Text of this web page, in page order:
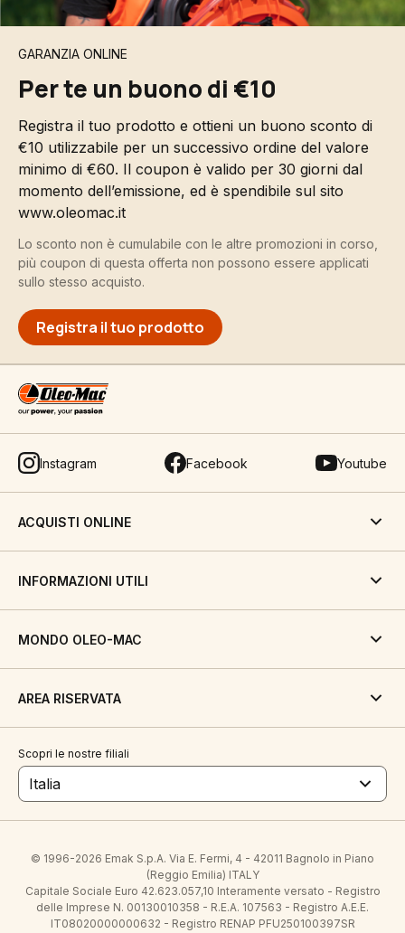
GARANZIA ONLINE
Per te un buono di €10
Registra il tuo prodotto e ottieni un buono sconto di
€10 utilizzabile per un successivo ordine del valore
minimo di €60. Il coupon è valido per 30 giorni dal
momento dell’emissione, ed è spendibile sul sito
www.oleomac.it
Lo sconto non è cumulabile con le altre promozioni in corso,
più coupon di questa offerta non possono essere applicati
sullo stesso acquisto.
Registra il tuo prodotto
Instagram Facebook Youtube
ACQUISTI ONLINE
INFORMAZIONI UTILI
MONDO OLEO-MAC
AREA RISERVATA
Scopri le nostre filiali
Italia
© 1996-2026 Emak S.p.A. Via E. Fermi, 4 - 42011 Bagnolo in Piano
(Reggio Emilia) ITALY
Capitale Sociale Euro 42.623.057,10 Interamente versato - Registro
delle Imprese N. 00130010358 - R.E.A. 107563 - Registro A.E.E.
IT08020000000632 - Registro RENAP PFU250100397SR